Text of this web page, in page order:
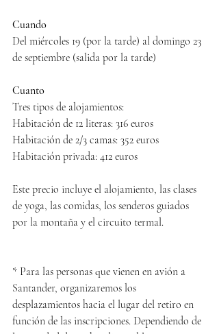
Cuando
Del miércoles 19 (por la tarde) al domingo 23
de septiembre (salida por la tarde)
Cuanto
Tres tipos de alojamientos:
Habitación de 12 literas: 316 euros
Habitación de 2/3 camas: 352 euros
Habitación privada: 412 euros
Este precio incluye el alojamiento, las clases
de yoga, las comidas, los senderos guiados
por la montaña y el circuito termal.
* Para las personas que vienen en avión a
Santander, organizaremos los
desplazamientos hacia el lugar del retiro en
función de las inscripciones. Dependiendo de